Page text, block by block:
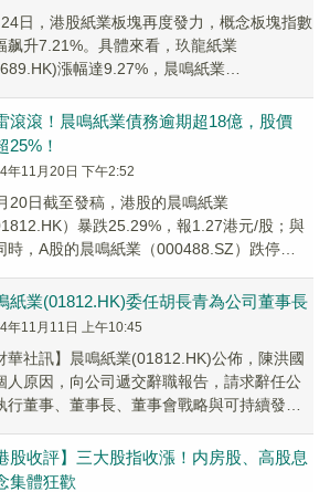
日，港股紙業板塊再度發力，概念板塊指數
飙升7.21%。具體來看，玖龍紙業
漲幅達9.27%，晨鳴紙業
滾滾！晨鳴紙業債務逾期超18億，股價
25%！
年11月20日 下午2:52
20日截至發稿，港股的晨鳴紙業
）暴跌25.29%，報1.27港元/股；與
時，A股的晨鳴紙業（000488.SZ）跌停
紙業(01812.HK)委任胡長青為公司董事長
年11月11日 上午10:45
華社訊】晨鳴紙業(01812.HK)公佈，陳洪國
人原因，向公司遞交辭職報告，請求辭任公
行董事、董事長、董事會戰略與可持續發展
股收評】三大股指收漲！内房股、高股息
集體狂歡